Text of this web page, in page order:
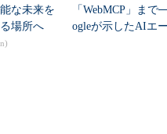
な未来を
場所へ
「WebMCP」まで
ogleが示したAIエ